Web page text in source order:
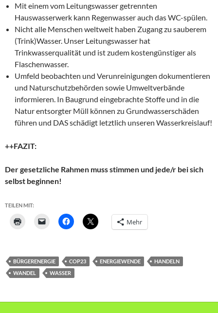
Mit einem vom Leitungswasser getrennten
Hauswasserwerk kann Regenwasser auch das WC-spülen.
Nicht alle Menschen weltweit haben Zugang zu sauberem
(Trink)Wasser. Unser Leitungswasser hat
Trinkwasserqualität und ist zudem kostengünstiger als
Flaschenwasser.
Umfeld beobachten und Verunreinigungen dokumentieren
und Naturschutzbehörden sowie Umweltverbände
informieren. In Baugrund eingebrachte Stoffe und in die
Natur entsorgter Müll können zu Grundwasserschäden
führen und DAS schädigt letztlich unseren Wasserkreislauf!
++FAZIT:
Der gesetzliche Rahmen muss stimmen und jede/r bei sich
selbst beginnen!
TEILEN MIT:
Mehr
BÜRGERENERGIE COP23 ENERGIEWENDE
HANDELN
WANDEL
WASSER